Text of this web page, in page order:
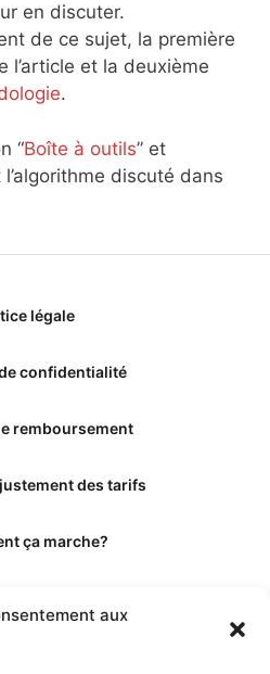
aux
en discuter.
de ce sujet, la première
l’article et la deuxième
.
“Boîte à outils” et
discuté dans
légale
confidentialité
remboursement
des tarifs
ça marche?